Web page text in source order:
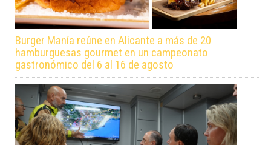
Burger Manía reúne en Alicante a más de 20
hamburguesas gourmet en un campeonato
gastronómico del 6 al 16 de agosto